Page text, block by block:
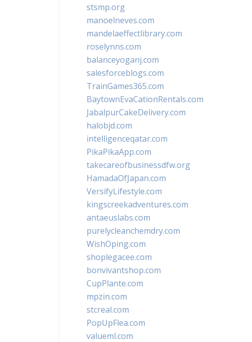
stsmp.org
manoelneves.com
mandelaeffectlibrary.com
roselynns.com
balanceyoganj.com
salesforceblogs.com
TrainGames365.com
BaytownEvaCationRentals.com
JabalpurCakeDelivery.com
halobjd.com
intelligenceqatar.com
PikaPikaApp.com
takecareofbusinessdfw.org
HamadaOfJapan.com
VersifyLifestyle.com
kingscreekadventures.com
antaeuslabs.com
purelycleanchemdry.com
WishOping.com
shoplegacee.com
bonvivantshop.com
CupPlante.com
mpzin.com
stcreal.com
PopUpFlea.com
valueml.com